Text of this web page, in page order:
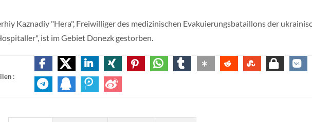
Kaznadiy "Hera", Freiwilliger des medizinischen Evakuierungsbataillons der
ist im Gebiet Donezk gestorben.
: